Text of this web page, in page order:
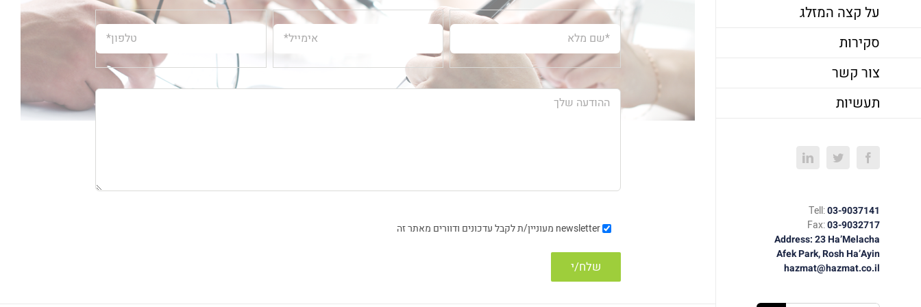
על קצה המזלג
סקירות
צור קשר
תעשיות
Facebook
Twitter
LinkedIn
Tell:03-9037141
Fax:03-9032717
Address: 23 Ha’Melacha
Afek Park, Rosh Ha’Ayin
hazmat@hazmat.co.il
newsletter מעוניין/ת לקבל עדכונים ודוורים מאתר זה